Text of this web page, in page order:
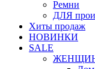
Ремни
ДЛЯ
Хиты продаж
НОВИНКИ
SALE